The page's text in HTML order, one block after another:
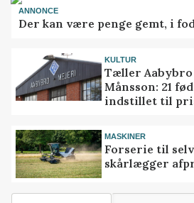
ANNONCE
Der kan være penge gemt, i
KULTUR
Tæller Aabybro
Månsson: 21
indstillet til
MASKINER
Forserie til
skårlægger